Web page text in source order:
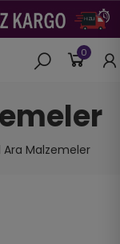
0
Ara Malzemeler